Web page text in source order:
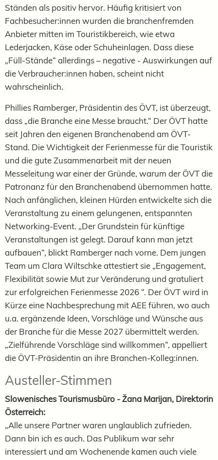
Ständen als positiv hervor. Häufig kritisiert von
Fachbesucher:innen wurden die branchenfremden
Anbieter mitten im Touristikbereich, wie etwa
Lederjacken, Käse oder Schuheinlagen. Dass diese
„Füll-Stände“ allerdings – negative - Auswirkungen auf
die Verbraucher:innen haben, scheint nicht
wahrscheinlich.
Phillies Ramberger, Präsidentin des ÖVT, ist überzeugt,
dass „die Branche eine Messe braucht.“ Der ÖVT hatte
seit Jahren den eigenen Branchenabend am ÖVT-
Stand. Die Wichtigkeit der Ferienmesse für die Touristik
und die gute Zusammenarbeit mit der neuen
Messeleitung war einer der Gründe, warum der ÖVT die
Patronanz für den Branchenabend übernommen hatte.
Nach anfänglichen, kleinen Hürden entwickelte sich die
Veranstaltung zu einem gelungenen, entspannten
Networking-Event. „Der Grundstein für künftige
Veranstaltungen ist gelegt. Darauf kann man jetzt
aufbauen“, blickt Ramberger nach vorne. Dem jungen
Team um Clara Wiltschke attestiert sie „Engagement,
Flexibilität sowie Mut zur Veränderung und gratuliert
zur erfolgreichen Ferienmesse 2026 “. Der ÖVT wird in
Kürze eine Nachbesprechung mit AEE führen, wo auch
u.a. ergänzende Ideen, Vorschläge und Wünsche aus
der Branche für die Messe 2027 übermittelt werden.
„Zielführende Vorschläge sind willkommen“, appelliert
die ÖVT-Präsidentin an ihre Branchen-Kolleg:innen.
Austeller-Stimmen
Slowenisches Tourismusbüro - Žana Marijan, Direktorin
Österreich:
„Alle unsere Partner waren unglaublich zufrieden.
Dann bin ich es auch. Das Publikum war sehr
interessiert und am Wochenende kamen auch viele